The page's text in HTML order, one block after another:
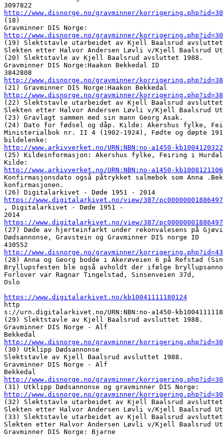
http://www.disnorge.no/gravminner/
(18)
http://www.disnorge.no/gravminner/
(19) Slektstavle utarbeidet av Kjell Baalsrud
Slekten etter Halvor Andersen Løvli v/Kjell Baalsrud
(20) Slektstavle av Kjell Baalsrud avsluttet 1988.
Gravminner DIS Norge:Haakon Bekkedal ID
http://www.disnorge.no/gravminner/
http://www.disnorge.no/gravminner/
(22) Slektstavle utarbeidet av Kjell Baalsrud
Slekten etter Halvor Andersen Løvli v/Kjell Baalsrud
(23) Gravlagt sammen med sin mann Georg Asak.
(24) Dato for fødsel og dåp. Kilde: Akershus fylke,
Ministerialbok nr. II 4 (1902-1924), Fødte og døpte
http://www.arkivverket.no/URN:NBN:no-a1450-
(25) Kildeinformasjon: Akershus fylke, Feiring i
http://www.arkivverket.no/URN:NBN:no-a1450-
Konfirmasjonsdato også påtrykket salmebok som Anna
konfirmasjonen.
https://www.digitalarkivet.no/view/387/pc00000001886497
, Digitalarkivet - Døde 1951 -
https://www.digitalarkivet.no/view/387/
(27) Døde av hjerteinfarkt under rekonvalesens på
Dødsannonse, Gravstein og Gravminner DIS norge ID
http://www.disnorge.no/gravminner/
(28) Anna og Georg bodde i Akerøveien 6 på Refstad
Bryllupsfesten ble også avholdt der ifølge
Forlover var Ragnar Tingelstad, Sinsenveien 37d,
Oslo
https://www.digitalarkivet.no/kb10041111180124
http
s://urn.digitalarkivet.no/URN:NBN:no-a1450-
(29) Slektstavle av Kjell Baalsrud avsluttet 1988.
Gravminner DIS Norge - Alf
http://www.disnorge.no/gravminner/
(30) Utklipp Dødsannonse
Slektstavle av Kjell Baalsrud avsluttet 1988.
Gravminner DIS Norge - Alf
http://www.disnorge.no/gravminner/
http://www.disnorge.no/gravminner/
(32) Slektstavle utarbeidet av Kjell Baalsrud
Slekten etter Halvor Andersen Løvli v/Kjell Baalsrud
(33) Slektstavle utarbeidet av Kjell Baalsrud
Slekten etter Halvor Andersen Løvli v/Kjell Baalsrud
Gravminner DIS Norge: Bjarne